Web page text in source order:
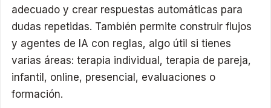
adecuado y crear respuestas automáticas para
dudas repetidas. También permite construir flujos
y agentes de IA con reglas, algo útil si tienes
varias áreas: terapia individual, terapia de pareja,
infantil, online, presencial, evaluaciones o
formación.